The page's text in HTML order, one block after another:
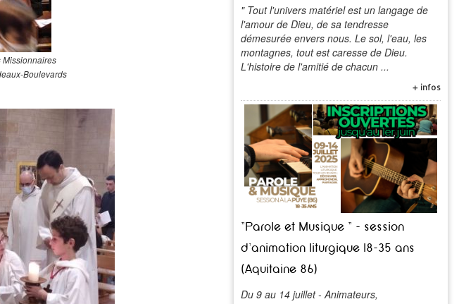
Boulevards
" Tout l'univers matériel est un langage de
l'amour de Dieu, de sa tendresse
démesurée envers nous. Le sol, l'eau, les
montagnes, tout est caresse de Dieu.
L'histoire de l'amitié de chacun ...
+ infos
"Parole et Musique " - session
d'animation liturgique 18-35 ans
(Aquitaine 86)
Du 9 au 14 juillet - Animateurs,